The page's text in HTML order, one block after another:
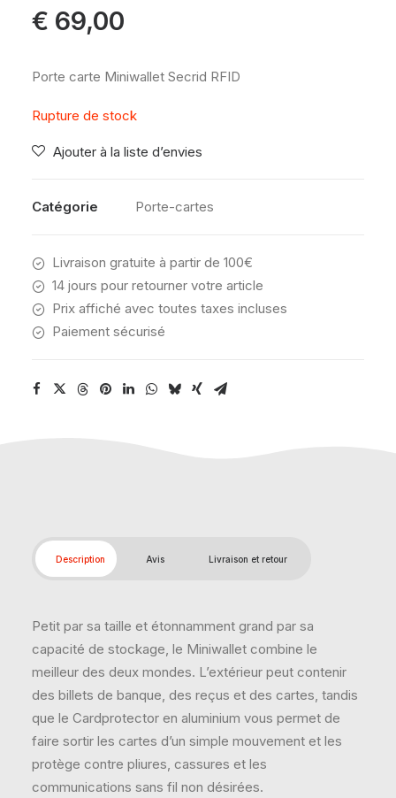
€ 69,00
Porte carte Miniwallet Secrid RFID
Rupture de stock
Ajouter à la liste d’envies
Catégorie Porte-cartes
Livraison gratuite à partir de 100€
14 jours pour retourner votre article
Prix affiché avec toutes taxes incluses
Paiement sécurisé
Description Avis Livraison et retour
Petit par sa taille et étonnamment grand par sa
capacité de stockage, le Miniwallet combine le
meilleur des deux mondes. L’extérieur peut contenir
des billets de banque, des reçus et des cartes, tandis
que le Cardprotector en aluminium vous permet de
faire sortir les cartes d’un simple mouvement et les
protège contre pliures, cassures et les
communications sans fil non désirées.